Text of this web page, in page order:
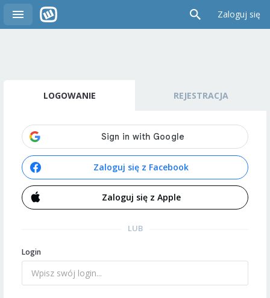
Zaloguj się
LOGOWANIE REJESTRACJA
Zaloguj się z Facebook
Zaloguj się z Apple
LUB
Login